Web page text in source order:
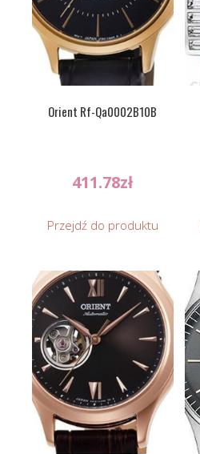
Orient Rf-Qa0002B10B
411.78zł
Przejdź do produktu